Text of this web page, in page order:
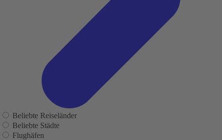
Beliebte Reiseländer
Beliebte Städte
Flughäfen